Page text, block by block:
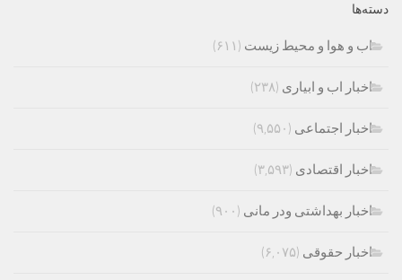
دسته‌ها
اب و هوا و محیط زیست (۶۱۱)
اخبار اب و ابیاری (۲۳۸)
اخبار اجتماعی (۹,۵۵۰)
اخبار اقتصادی (۳,۵۹۳)
اخبار بهداشتی ودر مانی (۹۰۰)
اخبار حقوقی (۶,۰۷۵)